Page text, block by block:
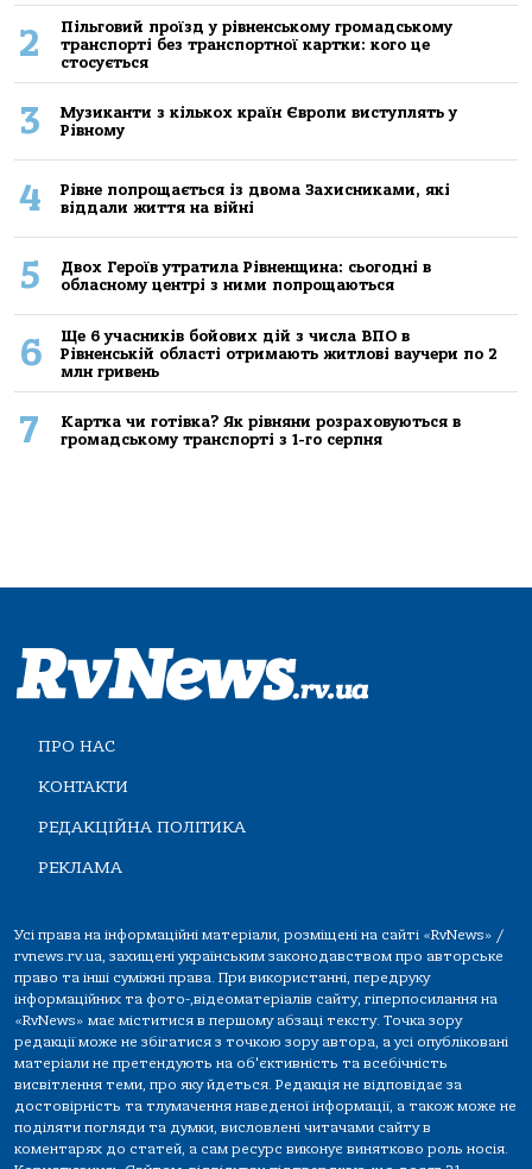
2
Пільговий проїзд у рівненському громадському
транспорті без транспортної картки: кого це
стосується
3
Музиканти з кількох країн Європи виступлять у
Рівному
4
Рівне попрощається із двома Захисниками, які
віддали життя на війні
5
Двох Героїв утратила Рівненщина: сьогодні в
обласному центрі з ними попрощаються
6
Ще 6 учасників бойових дій з числа ВПО в
Рівненській області отримають житлові ваучери по 2
млн гривень
7
Картка чи готівка? Як рівняни розраховуються в
громадському транспорті з 1-го серпня
ПРО НАС
КОНТАКТИ
РЕДАКЦІЙНА ПОЛІТИКА
РЕКЛАМА
Усі права на інформаційні матеріали, розміщені на сайті «RvNews» /
rvnews.rv.ua, захищені українським законодавством про авторське
право та інші суміжні права. При використанні, передруку
інформаційних та фото-,відеоматеріалів сайту, гіперпосилання на
«RvNews» має міститися в першому абзаці тексту. Точка зору
редакції може не збігатися з точкою зору автора, а усі опубліковані
матеріали не претендують на об'єктивність та всебічність
висвітлення теми, про яку йдеться. Редакція не відповідає за
достовірність та тлумачення наведеної інформації, а також може не
поділяти погляди та думки, висловлені читачами сайту в
коментарях до статей, а сам ресурс виконує винятково роль носія.